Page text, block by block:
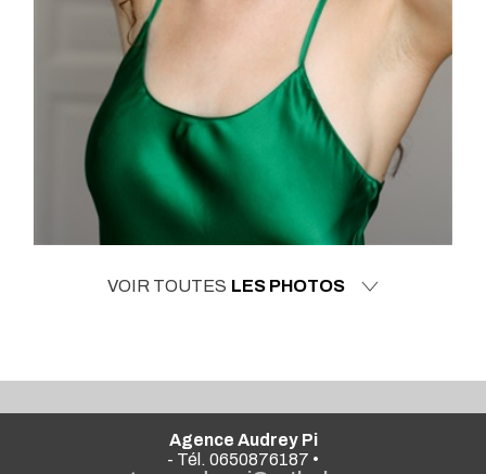
VOIR TOUTES LES PHOTOS
Agence Audrey Pi
- Tél. 0650876187 •